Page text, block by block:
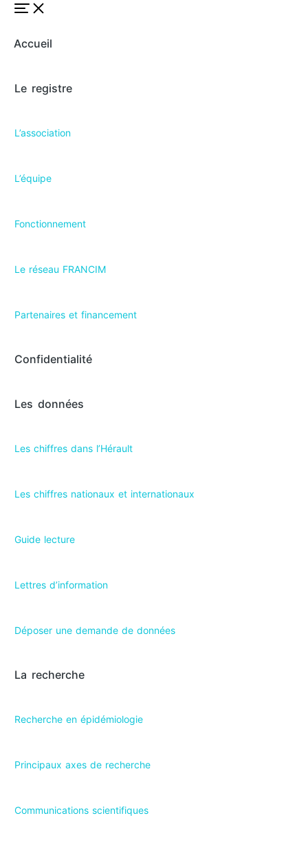
Accueil
Le registre
L’association
L’équipe
Fonctionnement
Le réseau FRANCIM
Partenaires et financement
Confidentialité
Les données
Les chiffres dans l’Hérault​
Les chiffres nationaux et internationaux
Guide lecture
Lettres d’information
Déposer une demande de données
La recherche
Recherche en épidémiologie
Principaux axes de recherche
Communications scientifiques